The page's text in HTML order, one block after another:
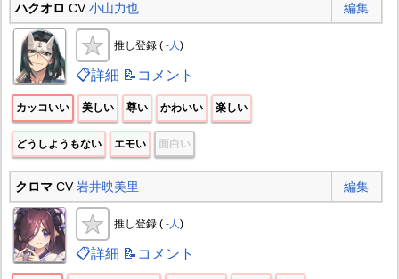
ハクオロ CV小山力也 編集
推し登録 ( -人)
📋詳細 📝コメント
カッコいい 美しい 尊い かわいい 楽しい
どうしようもない エモい 面白い
クロマCV岩井映美里 編集
推し登録 ( -人)
📋詳細 📝コメント